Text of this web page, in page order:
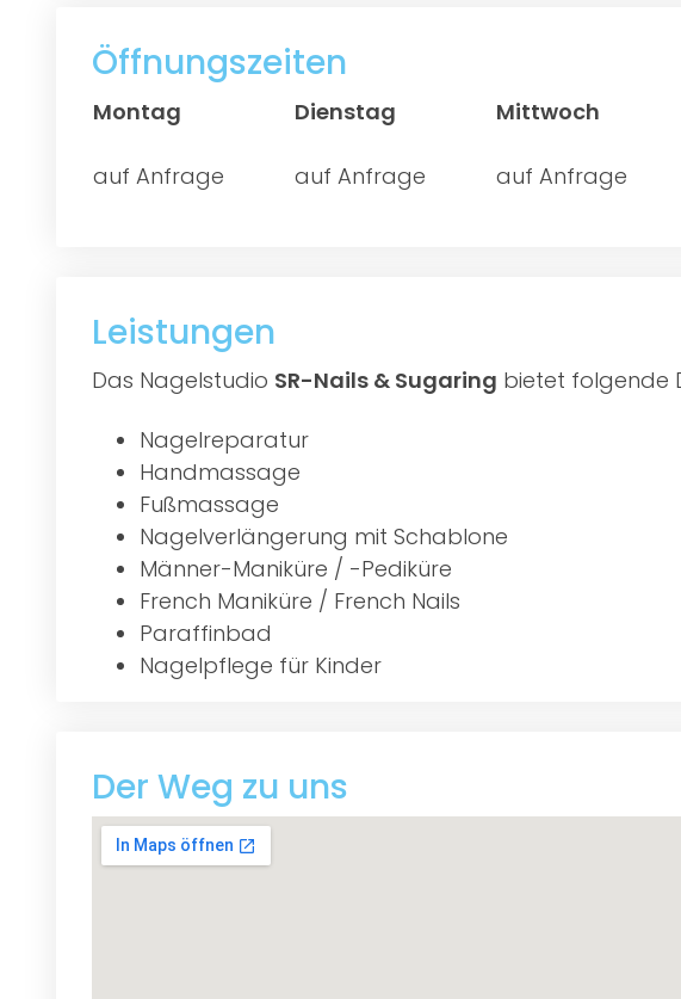
Öffnungszeiten
Montag Dienstag Mittwoch
auf Anfrage auf Anfrage auf Anfrage
Leistungen
Das Nagelstudio SR-Nails & Sugaring bietet folgende
Nagelreparatur
Handmassage
Fußmassage
Nagelverlängerung mit Schablone
Männer-Maniküre / -Pediküre
French Maniküre / French Nails
Paraffinbad
Nagelpflege für Kinder
Der Weg zu uns